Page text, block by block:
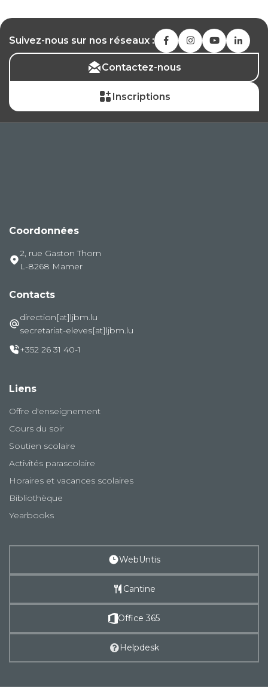
Suivez-nous sur nos réseaux :
Contactez-nous
Inscriptions
Coordonnées
2, rue Gaston Thorn
L-8268 Mamer
Contacts
direction[at]ljbm.lu
secretariat-eleves[at]ljbm.lu
+352 26 31 40-1
Liens
Offre d'enseignement
Cours du soir
Soutien scolaire
Activités parascolaire
Horaires et vacances scolaires
Bibliothèque
Yearbooks
WebUntis
Cantine
Office 365
Helpdesk